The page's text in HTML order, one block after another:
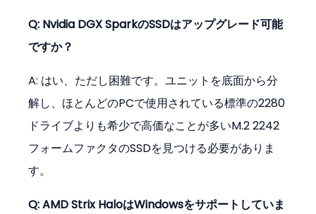
Q: Nvidia DGX SparkのSSDはアップグレード可能
ですか？
A: はい、ただし困難です。ユニットを底面から分
解し、ほとんどのPCで使用されている標準の2280
ドライブよりも希少で高価なことが多いM.2 2242
フォームファクタのSSDを見つける必要がありま
す。
Q: AMD Strix HaloはWindowsをサポートしていま